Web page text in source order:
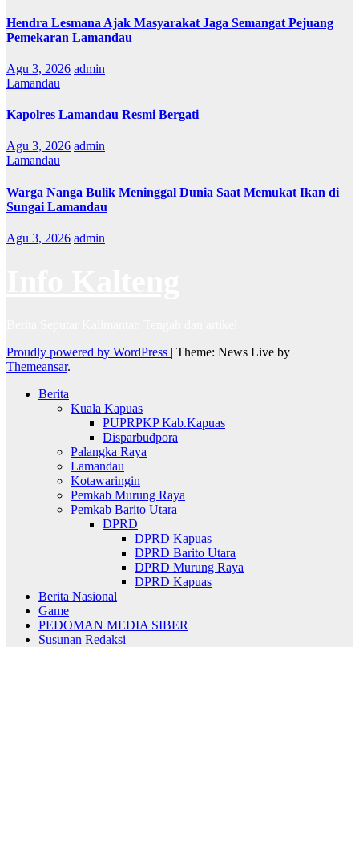
Hendra Lesmana Ajak Masyarakat Jaga Semangat Pejuang
Pemekaran Lamandau
Agu 3, 2026 admin
Lamandau
Kapolres Lamandau Resmi Bergati
Agu 3, 2026 admin
Lamandau
Warga Nanga Bulik Meninggal Dunia Saat Memukat Ikan di
Sungai Lamandau
Agu 3, 2026 admin
Proudly powered by WordPress | Theme: News Live by
Themeansar.
Berita
Kuala Kapuas
PUPRPKP Kab.Kapuas
Disparbudpora
Palangka Raya
Lamandau
Kotawaringin
Pemkab Murung Raya
Pemkab Barito Utara
DPRD
DPRD Kapuas
DPRD Barito Utara
DPRD Murung Raya
DPRD Kapuas
Berita Nasional
Game
PEDOMAN MEDIA SIBER
Susunan Redaksi